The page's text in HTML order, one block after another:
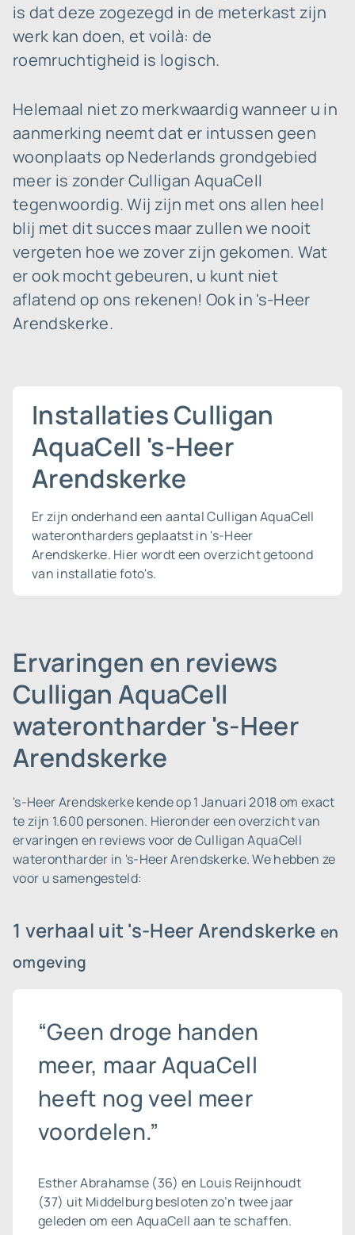
is dat deze zogezegd in de meterkast zijn
werk kan doen, et voilà: de
roemruchtigheid is logisch.
Helemaal niet zo merkwaardig wanneer u in
aanmerking neemt dat er intussen geen
woonplaats op Nederlands grondgebied
meer is zonder Culligan AquaCell
tegenwoordig. Wij zijn met ons allen heel
blij met dit succes maar zullen we nooit
vergeten hoe we zover zijn gekomen. Wat
er ook mocht gebeuren, u kunt niet
aflatend op ons rekenen! Ook in 's-Heer
Arendskerke.
Installaties Culligan
AquaCell 's-Heer
Arendskerke
Er zijn onderhand een aantal Culligan AquaCell
waterontharders geplaatst in 's-Heer
Arendskerke. Hier wordt een overzicht getoond
van installatie foto's.
Ervaringen en reviews
Culligan AquaCell
waterontharder 's-Heer
Arendskerke
's-Heer Arendskerke kende op 1 Januari 2018 om exact
te zijn 1.600 personen. Hieronder een overzicht van
ervaringen en reviews voor de Culligan AquaCell
waterontharder in 's-Heer Arendskerke. We hebben ze
voor u samengesteld:
1 verhaal uit 's-Heer Arendskerke en
omgeving
“Geen droge handen
meer, maar AquaCell
heeft nog veel meer
voordelen.”
Esther Abrahamse (36) en Louis Reijnhoudt
(37) uit Middelburg besloten zo’n twee jaar
geleden om een AquaCell aan te schaffen.